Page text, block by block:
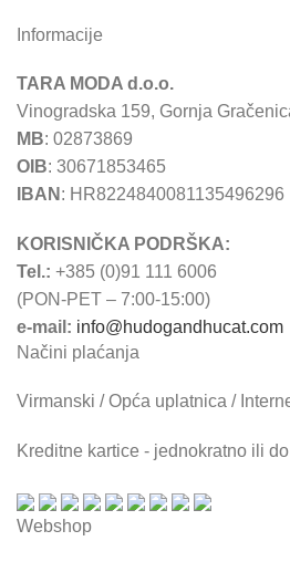
Informacije
TARA MODA d.o.o.
Vinogradska 159, Gornja
MB: 02873869
OIB: 30671853465
IBAN : HR8224840081135496296
KORISNIČKA PODRŠKA:
Tel.: +385 (0)91 111 6006
(PON-PET – 7:00-15:00)
e-mail: info@hudogandhucat.com
Načini plaćanja
Virmanski / Opća uplatnica /
Kreditne kartice - jednokratno ili
Webshop